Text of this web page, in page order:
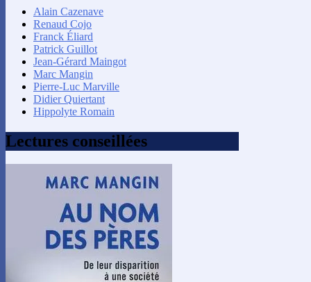
Alain Cazenave
Renaud Cojo
Franck Éliard
Patrick Guillot
Jean-Gérard Maingot
Marc Mangin
Pierre-Luc Marville
Didier Quiertant
Hippolyte Romain
Lectures conseillées